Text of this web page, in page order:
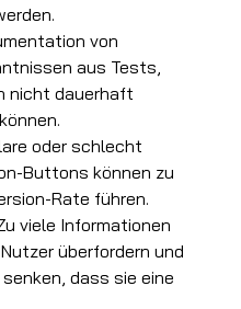
von
aus Tests,
nicht dauerhaft
oder schlecht
Buttons können zu
Rate führen.
viele Informationen
überfordern und
dass sie eine